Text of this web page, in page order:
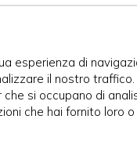
esperienza di
il nostro
si occupano di
che hai fornito loro